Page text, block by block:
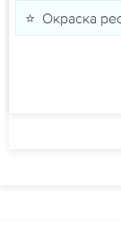
⭐ Окраска